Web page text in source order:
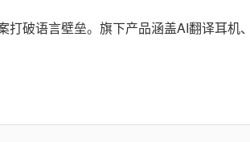
破语言壁垒。旗下产品涵盖AI翻译耳机